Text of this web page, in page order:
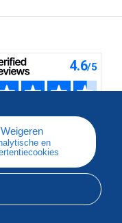
Weigeren
en